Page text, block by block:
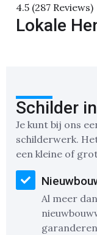
4.5 (287 Reviews)
Lokale
Schilder
Je kunt bij ons
schilderwerk.
een kleine of
Al meer